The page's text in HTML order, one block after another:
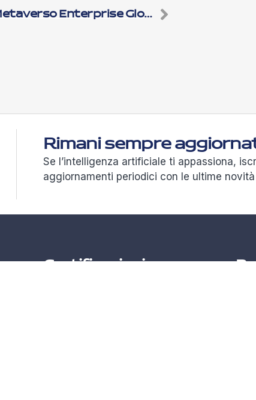
Nasce il primo Metaverso Enterprise Global: Würth Italia con Hevolus Innovation
Rimani sempre
Se l’intelligenza artificiale ti appassiona,
aggiornamenti periodici con le ultime
Certificazioni